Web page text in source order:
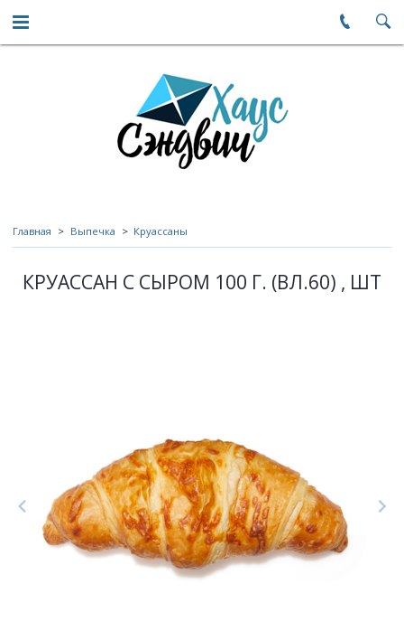
Главная Выпечка Круассаны
КРУАССАН С СЫРОМ 100 Г. (ВЛ.60) , ШТ